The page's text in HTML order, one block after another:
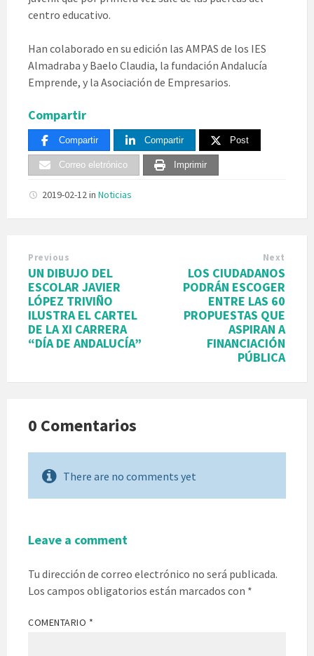
centro educativo.
Han colaborado en su edición las AMPAS de los IES
Almadraba y Baelo Claudia, la fundación Andalucía
Emprende, y la Asociación de Empresarios.
Compartir
Compartir Compartir Post
Correo eletrónico Imprimir
2019-02-12in Noticias
Previous
UN DIBUJO DEL
ESCOLAR JAVIER
LÓPEZ TRIVIÑO
ILUSTRA EL CARTEL
DE LA XI CARRERA
“DÍA DE ANDALUCÍA”
Next
LOS CIUDADANOS
PODRÁN ESCOGER
ENTRE LAS 60
PROPUESTAS QUE
ASPIRAN A
FINANCIACIÓN
PÚBLICA
0 Comentarios
There are no comments yet
Leave a comment
Tu dirección de correo electrónico no será publicada.
Los campos obligatorios están marcados con *
COMENTARIO *